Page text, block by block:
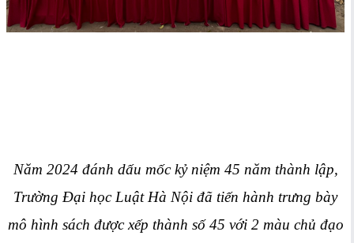
Năm 2024 đánh dấu mốc kỷ niệm 45 năm thành lập,
Trường Đại học Luật Hà Nội đã tiến hành trưng bày
mô hình sách được xếp thành số 45 với 2 màu chủ đạo